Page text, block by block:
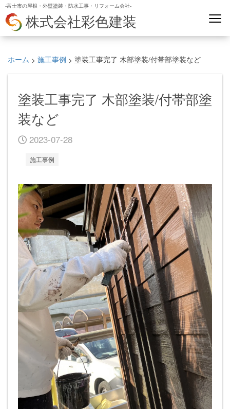
-富士市の屋根・外壁塗装・防水工事・リフォーム会社-
株式会社彩色建装
ホーム > 施工事例 > 塗装工事完了 木部塗装/付帯部塗装など
塗装工事完了 木部塗装/付帯部塗
装など
2023-07-28
施工事例